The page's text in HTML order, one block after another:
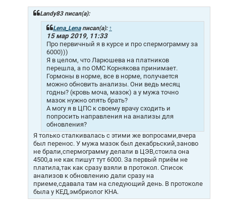
Landy83 писал(а):
Lena_Lenaписал(а): ↑
15 мар 2019, 11:33
Про первичный я в курсе и про спермограмму за
6000)))
Я в целом, что Ларюшева на платников
перешла, а по ОМС Корнякова принимает.
Гормоны в норме, все в норме, получается
можно обновить анализы. Они ведь месяц
годны? (кровь моча, мазок) а у мужа точно
мазок нужно опять брать?
А могу я в ЦПС к своему врачу сходить и
попросить направления на анализы для
обновления?
Я только сталкивалась с этими же вопросами,вчера
был перенос. У мужа мазок был декабрьский,заново
не брали,спермограмму делали в ЦЭВ,стоила она
4500,а не как пишут тут 6000. За первый приём не
платила,так как сразу взяли в протокол. Список
анализов к обновлению дали сразу на
приеме,сдавала там на следующий день. В протоколе
была у КЕД,эмбриолог КНА.